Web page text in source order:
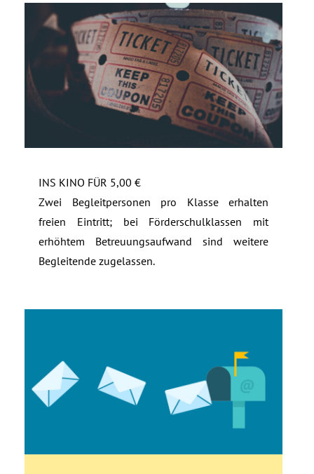
INS KINO FÜR 5,00 €
Zwei Begleitpersonen pro Klasse erhalten
freien Eintritt; bei Förderschulklassen mit
erhöhtem Betreuungsaufwand sind weitere
Begleitende zugelassen.